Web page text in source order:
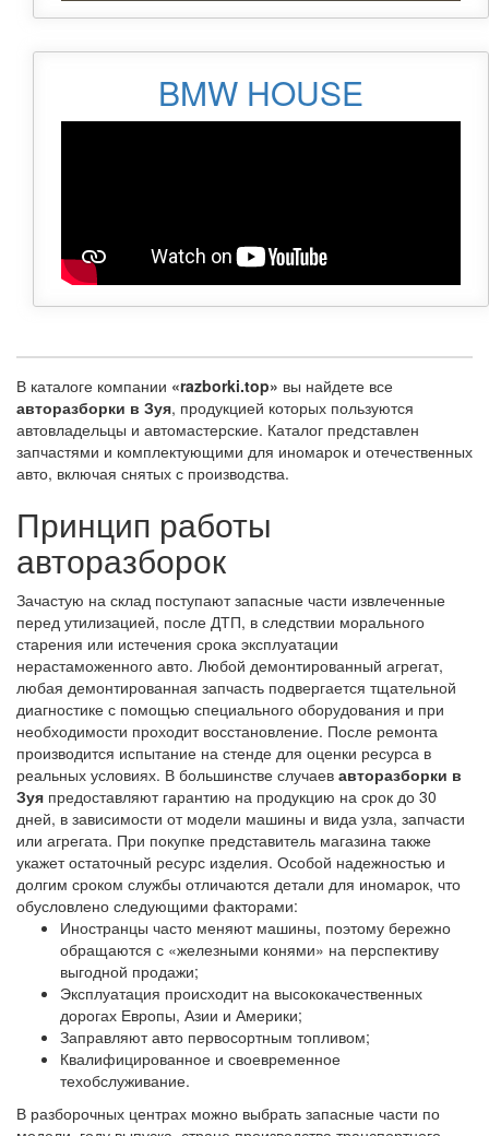
BMW HOUSE
В каталоге компании «razborki.top» вы найдете все
авторазборки в Зуя, продукцией которых пользуются
автовладельцы и автомастерские. Каталог представлен
запчастями и комплектующими для иномарок и отечественных
авто, включая снятых с производства.
Принцип работы
авторазборок
Зачастую на склад поступают запасные части извлеченные
перед утилизацией, после ДТП, в следствии морального
старения или истечения срока эксплуатации
нерастаможенного авто. Любой демонтированный агрегат,
любая демонтированная запчасть подвергается тщательной
диагностике с помощью специального оборудования и при
необходимости проходит восстановление. После ремонта
производится испытание на стенде для оценки ресурса в
реальных условиях. В большинстве случаев авторазборки в
Зуя предоставляют гарантию на продукцию на срок до 30
дней, в зависимости от модели машины и вида узла, запчасти
или агрегата. При покупке представитель магазина также
укажет остаточный ресурс изделия. Особой надежностью и
долгим сроком службы отличаются детали для иномарок, что
обусловлено следующими факторами:
Иностранцы часто меняют машины, поэтому бережно
обращаются с «железными конями» на перспективу
выгодной продажи;
Эксплуатация происходит на высококачественных
дорогах Европы, Азии и Америки;
Заправляют авто первосортным топливом;
Квалифицированное и своевременное
техобслуживание.
В разборочных центрах можно выбрать запасные части по